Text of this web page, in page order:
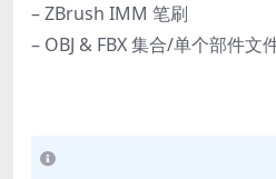
– ZBrush IMM 笔刷
– OBJ & FBX 集合/单个部件文件